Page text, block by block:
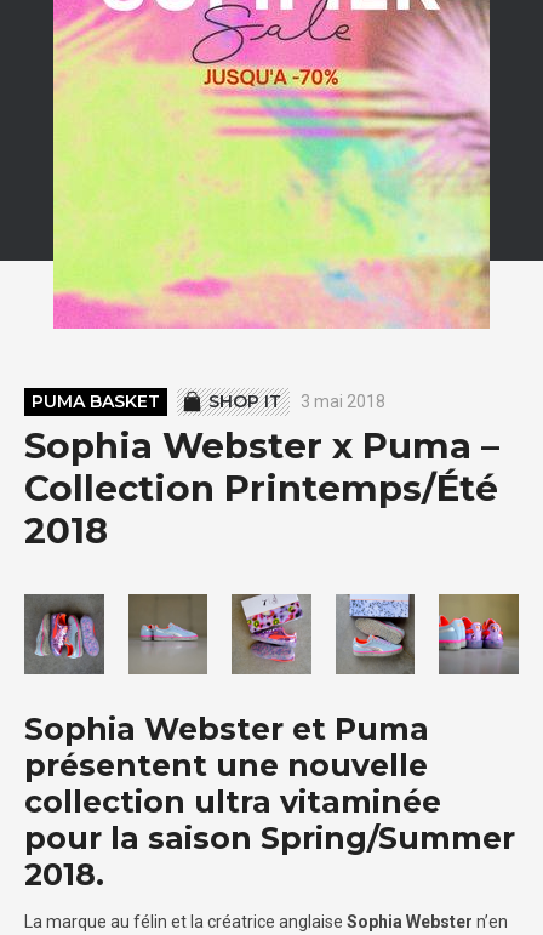
PUMA BASKET SHOP IT 3 mai 2018
Sophia Webster x Puma –
Collection Printemps/Été
2018
Sophia Webster et Puma
présentent une nouvelle
collection ultra vitaminée
pour la saison Spring/Summer
2018.
La marque au félin et la créatrice anglaise Sophia Webster n’en